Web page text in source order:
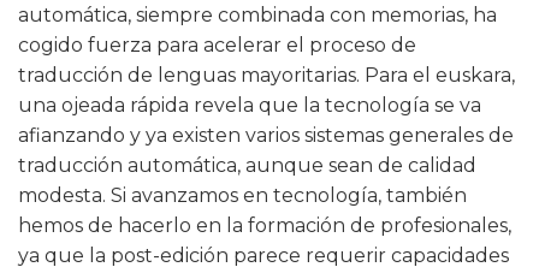
automática, siempre combinada con memorias, ha
cogido fuerza para acelerar el proceso de
traducción de lenguas mayoritarias. Para el euskara,
una ojeada rápida revela que la tecnología se va
afianzando y ya existen varios sistemas generales de
traducción automática, aunque sean de calidad
modesta. Si avanzamos en tecnología, también
hemos de hacerlo en la formación de profesionales,
ya que la post-edición parece requerir capacidades